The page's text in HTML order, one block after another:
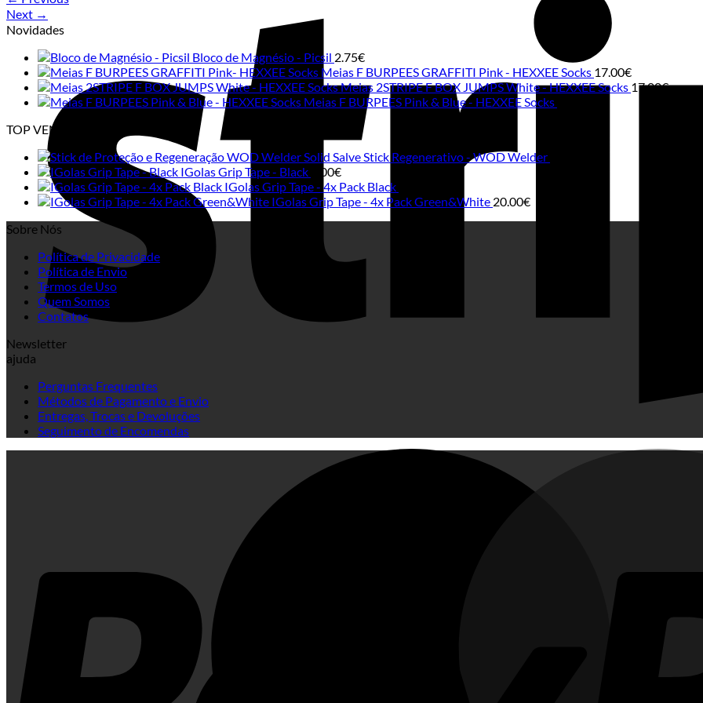
Next →
Novidades
Bloco de Magnésio - Picsil 2.75€
Meias F BURPEES GRAFFITI Pink - HEXXEE Socks 17.00€
Meias 2STRIPE F BOX JUMPS White - HEXXEE Socks 17.00€
Meias F BURPEES Pink & Blue - HEXXEE Socks
TOP VENDAS
Solid Salve Stick Regenerativo - WOD Welder
IGolas Grip Tape - Black
6.00€
IGolas Grip Tape - 4x Pack Black
IGolas Grip Tape - 4x Pack Green&White 20.00€
Sobre Nós
Política de Privacidade
Política de Envio
Termos de Uso
Quem Somos
Contatos
Newsletter
ajuda
Perguntas Frequentes
Métodos de Pagamento e Envio
Entregas, Trocas e Devoluções
Seguimento de Encomendas